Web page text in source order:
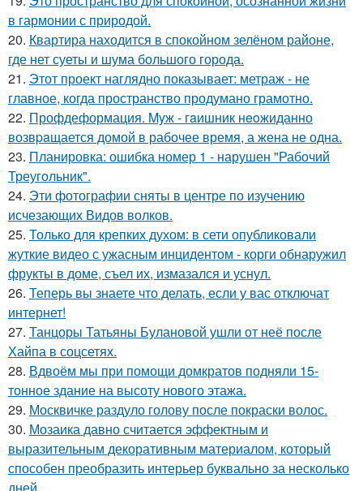
в гармонии с природой.
20. Квартира находится в спокойном зелёном районе,
где нет суеты и шума большого города.
21. Этот проект наглядно показывает: метраж - не
главное, когда пространство продумано грамотно.
22. Профдеформация. Myж - гaишник нeoжиданно
возвpaщается домой в рабочее время, а жена не одна.
23. Планировка: ошибка номер 1 - нарушен "Рабочий
Треугольник".
24. Эти фотографии сняты в центре по изучению
исчезающих Видов волков.
25. Только для крепких духом: в сети опубликовали
жуткие видео с ужасным инцидентом - корги обнаружил
фрукты в доме, съел их, измазался и уснул.
26. Теперь вы знаете что делать, если у вас отключат
интернет!
27. Танцоры Татьяны Булановой ушли от неё после
Хайпа в соцсетях.
28. Вдвоём мы при помощи домкратов подняли 15-
тонное здание на высоту нового этажа.
29. Москвичке раздуло голову после покраски волос.
30. Мозаика давно считается эффектным и
выразительным декоративным материалом, который
способен преобразить интерьер буквально за несколько
дней.